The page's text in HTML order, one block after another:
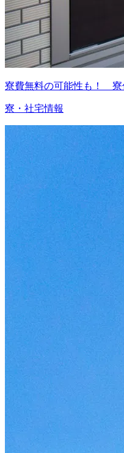
寮費無料の可能性も！ 寮
寮・社宅情報